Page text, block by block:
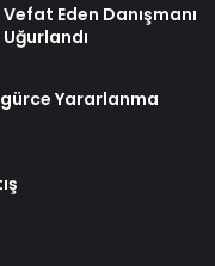
Eden Danışmanı
Yararlanma